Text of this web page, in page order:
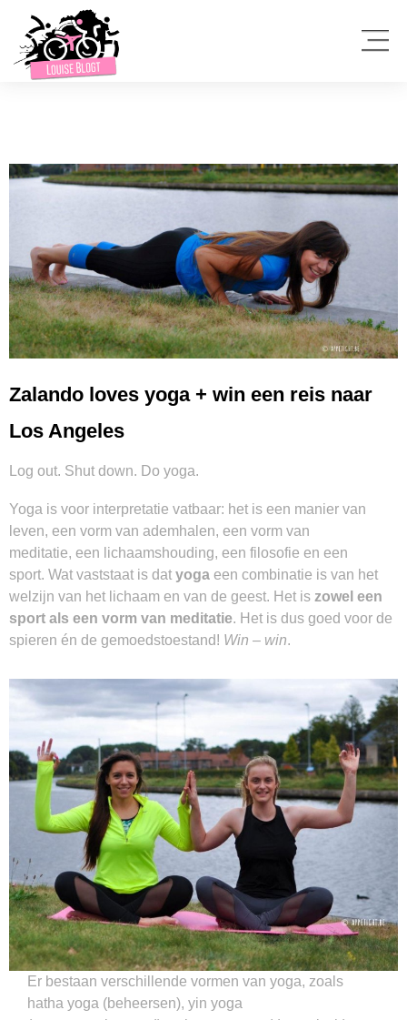
Zalando loves yoga + win een reis naar
Los Angeles
Log out. Shut down. Do yoga.
Yoga is voor interpretatie vatbaar: het is een manier van
leven, een vorm van ademhalen, een vorm van
meditatie, een lichaamshouding, een filosofie en een
sport. Wat vaststaat is dat yoga een combinatie is van het
welzijn van het lichaam en van de geest. Het is zowel een
sport als een vorm van meditatie. Het is dus goed voor de
spieren én de gemoedstoestand! Win – win.
Er bestaan verschillende vormen van yoga, zoals
hatha yoga (beheersen), yin yoga